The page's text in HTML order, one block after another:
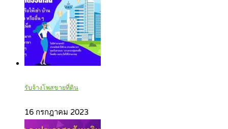
รับจ้างโพสขายที่ดิน
16 กรกฎาคม 2023